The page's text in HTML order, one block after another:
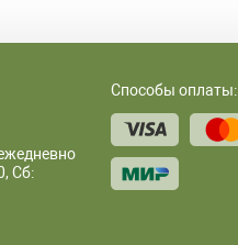
Сб:
Способы оплаты: